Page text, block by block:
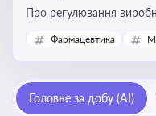
Про регулювання
лікарських засобів для
аптек, з дотриманням
Фармацевтика
Головне за добу (AI)